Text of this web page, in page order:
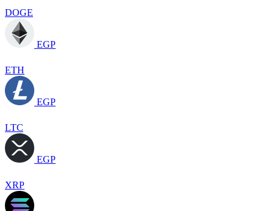
DOGE
EGP
ETH
EGP
LTC
EGP
XRP